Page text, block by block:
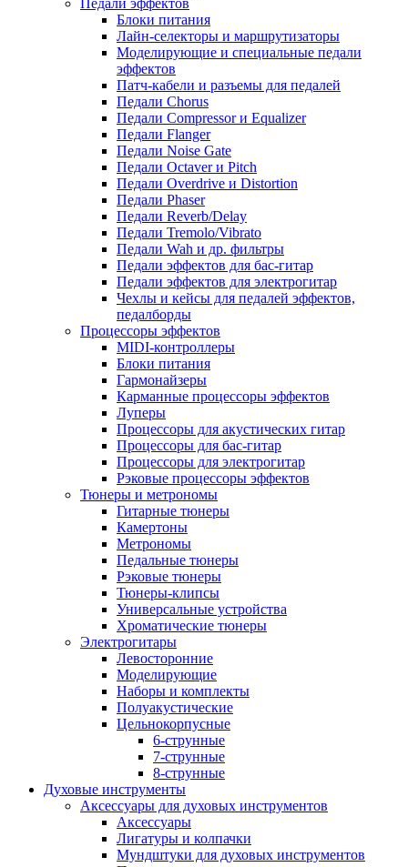
Педали эффектов
Блоки питания
Лайн-селекторы и маршрутизаторы
Моделирующие и специальные педали
эффектов
Патч-кабели и разъемы для педалей
Педали Chorus
Педали Compressor и Equalizer
Педали Flanger
Педали Noise Gate
Педали Octaver и Pitch
Педали Overdrive и Distortion
Педали Phaser
Педали Reverb/Delay
Педали Tremolo/Vibrato
Педали Wah и др. фильтры
Педали эффектов для бас-гитар
Педали эффектов для электрогитар
Чехлы и кейсы для педалей эффектов,
педалборды
Процессоры эффектов
MIDI-контроллеры
Блоки питания
Гармонайзеры
Карманные процессоры эффектов
Луперы
Процессоры для акустических гитар
Процессоры для бас-гитар
Процессоры для электрогитар
Рэковые процессоры эффектов
Тюнеры и метрономы
Гитарные тюнеры
Камертоны
Метрономы
Педальные тюнеры
Рэковые тюнеры
Тюнеры-клипсы
Универсальные устройства
Хроматические тюнеры
Электрогитары
Левосторонние
Моделирующие
Наборы и комплекты
Полуакустические
Цельнокорпусные
6-струнные
7-струнные
8-струнные
Духовые инструменты
Аксессуары для духовых инструментов
Аксессуары
Лигатуры и колпачки
Мундштуки для духовых инструментов